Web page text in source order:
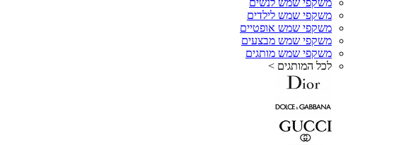
משקפי שמש לנשים
משקפי שמש לילדים
משקפי שמש אופטיים
משקפי שמש מבצעים
משקפי שמש מותגים
לכל המותגים >